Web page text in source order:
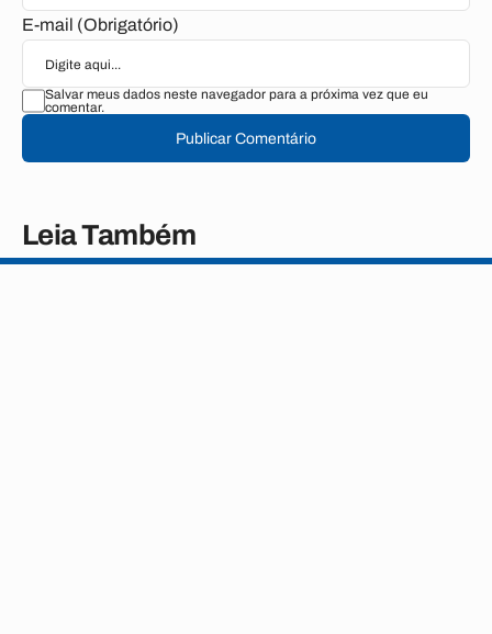
E-mail (Obrigatório)
Salvar meus dados neste navegador para a próxima vez que eu
comentar.
Publicar Comentário
Leia Também